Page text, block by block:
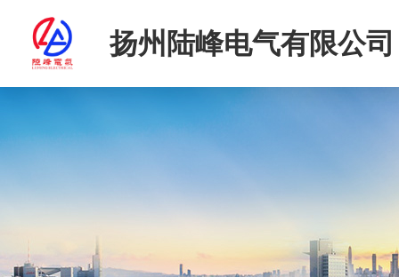
扬州陆峰电气有限公司